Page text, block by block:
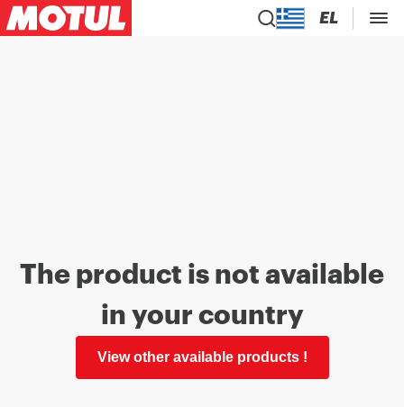
EL
The product is not available
in your country
View other available products !